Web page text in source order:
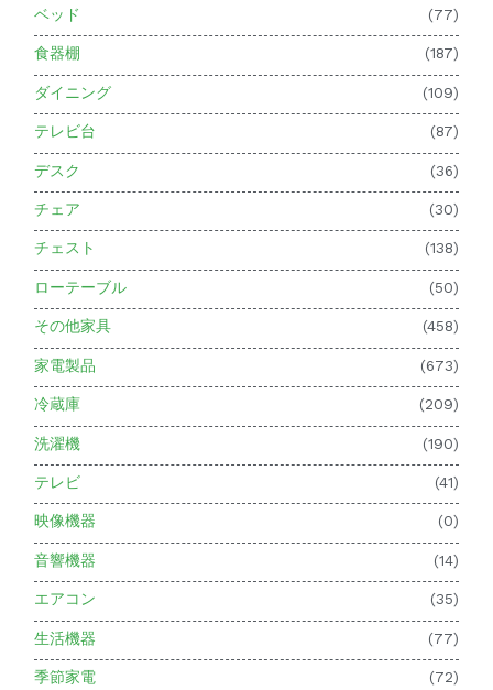
ベッド (77)
食器棚 (187)
ダイニング (109)
テレビ台 (87)
デスク (36)
チェア (30)
チェスト (138)
ローテーブル (50)
その他家具 (458)
家電製品 (673)
冷蔵庫 (209)
洗濯機 (190)
テレビ (41)
映像機器 (0)
音響機器 (14)
エアコン (35)
生活機器 (77)
季節家電 (72)